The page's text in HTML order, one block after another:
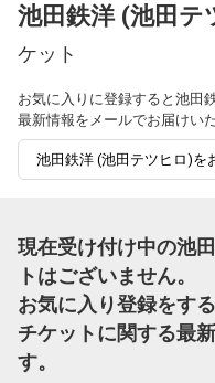
池田鉄洋 (池田テ
ケット
お気に入りに登録すると池田
最新情報をメールでお届けい
池田鉄洋 (池田テツヒロ)を
現在受け付け中の池
トはございません。
お気に入り登録をす
チケットに関する最
す。